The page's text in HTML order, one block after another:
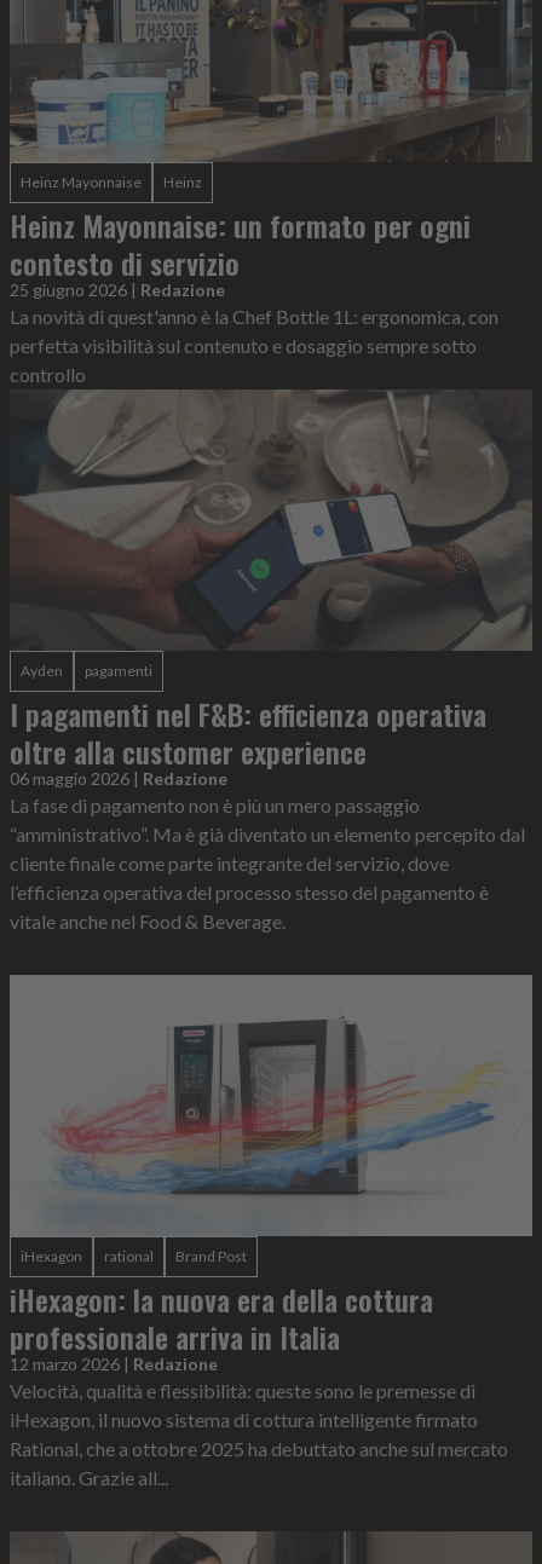
Heinz Mayonnaise Heinz
Heinz Mayonnaise: un formato per ogni
contesto di servizio
25 giugno 2026 | Redazione
La novità di quest'anno è la Chef Bottle 1L: ergonomica, con
perfetta visibilità sul contenuto e dosaggio sempre sotto
controllo
Ayden pagamenti
I pagamenti nel F&B: efficienza operativa
oltre alla customer experience
06 maggio 2026 | Redazione
La fase di pagamento non è più un mero passaggio
“amministrativo”. Ma è già diventato un elemento percepito dal
cliente finale come parte integrante del servizio, dove
l’efficienza operativa del processo stesso del pagamento è
vitale anche nel Food & Beverage.
iHexagon rational Brand Post
iHexagon: la nuova era della cottura
professionale arriva in Italia
12 marzo 2026 | Redazione
Velocità, qualità e flessibilità: queste sono le premesse di
iHexagon, il nuovo sistema di cottura intelligente firmato
Rational, che a ottobre 2025 ha debuttato anche sul mercato
italiano. Grazie all...